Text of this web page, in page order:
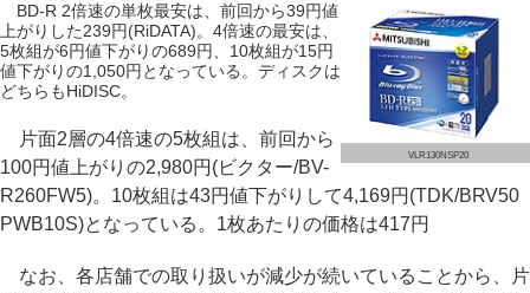
VLR130NSP20
BD-R 2倍速の単枚最安は、前回から39円値
上がりした239円(RiDATA)。4倍速の最安は、
5枚組が6円値下がりの689円、10枚組が15円
値下がりの1,050円となっている。ディスクは
どちらもHiDISC。
片面2層の4倍速の5枚組は、前回から
100円値上がりの2,980円(ビクター/BV-
R260FW5)。10枚組は43円値下がりして4,169円(TDK/BRV50
PWB10S)となっている。1枚あたりの価格は417円
なお、各店舗での取り扱いが減少が続いていることから、片